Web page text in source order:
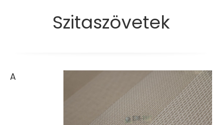
Szitaszövetek
A